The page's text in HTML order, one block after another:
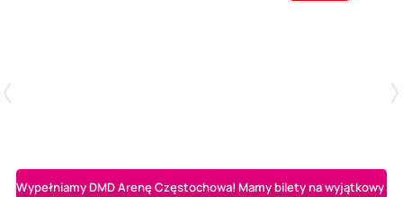
Wypełniamy DMD Arenę Częstochowa! Mamy bilety na wyjątkowy